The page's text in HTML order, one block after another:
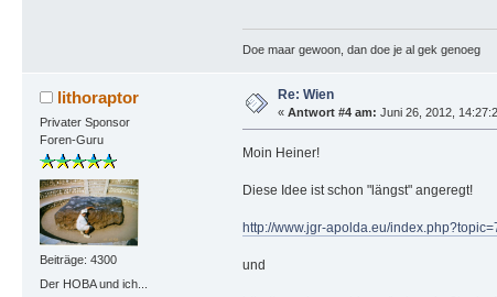
Doe maar gewoon, dan doe je al gek genoeg
lithoraptor
Privater Sponsor
Foren-Guru
Beiträge: 4300
Der HOBA und ich...
Re: Wien
« Antwort #4 am: Juni 26, 2012,
Moin Heiner!
Diese Idee ist schon "längst" angeregt!
http://www.jgr-apolda.eu/
und